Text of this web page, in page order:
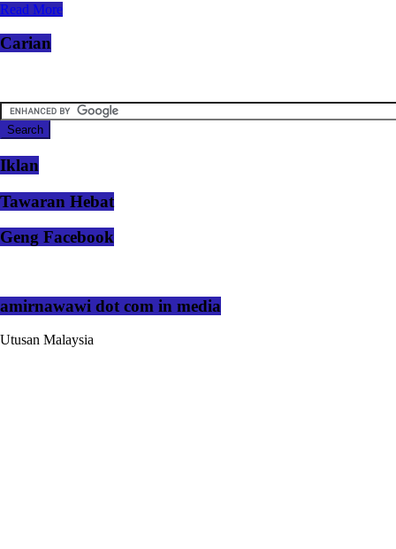
Read More
Carian
Iklan
Tawaran Hebat
Geng Facebook
amirnawawi dot com in media
Utusan Malaysia